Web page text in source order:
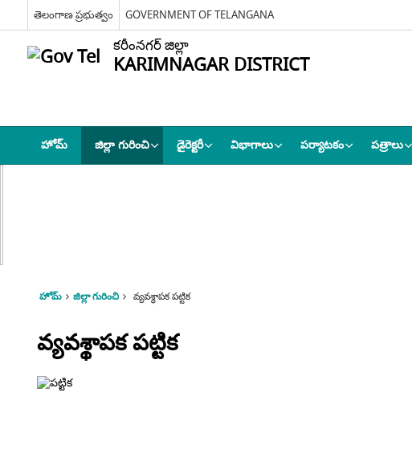
తెలంగాణ ప్రభుత్వం GOVERNMENT OF TELANGANA
కరీంనగర్ జిల్లా
KARIMNAGAR DISTRICT
హోమ్ జిల్లా గురించి డైరెక్టరీ విభాగాలు పర్యాటకం పత్రాలు
హోమ్ జిల్లా గురించి వ్యవశ్థాపక పట్టిక
వ్యవశ్థాపక పట్టిక